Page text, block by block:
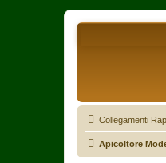
Collegamenti
Apicoltore